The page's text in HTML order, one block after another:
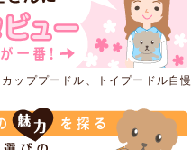
ッププードル、トイプードル自慢